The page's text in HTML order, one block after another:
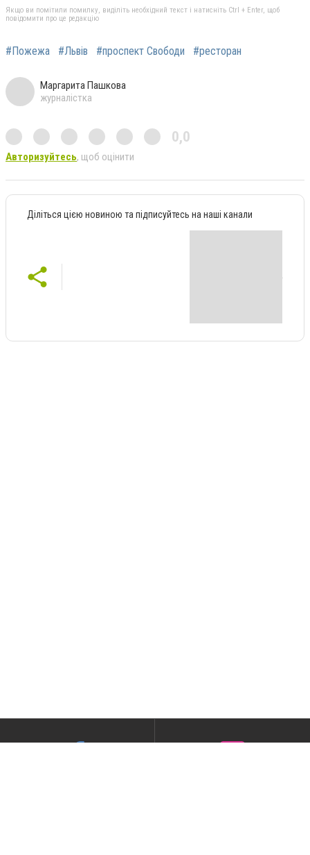
Якщо ви помітили помилку, виділіть необхідний текст і натисніть Ctrl + Enter, щоб
повідомити про це редакцію
#Пожежа #Львів #проспект Свободи #ресторан
Маргарита Пашкова
журналістка
0,0
Авторизуйтесь, щоб оцінити
Діліться цією новиною та підписуйтесь на наші канали